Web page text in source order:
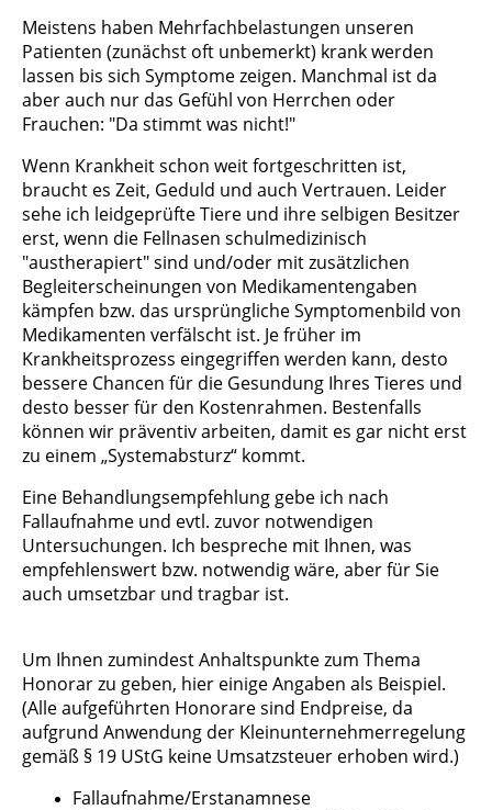
Meistens haben Mehrfachbelastungen unseren
Patienten (zunächst oft unbemerkt) krank werden
lassen bis sich Symptome zeigen. Manchmal ist da
aber auch nur das Gefühl von Herrchen oder
Frauchen: "Da stimmt was nicht!"
Wenn Krankheit schon weit fortgeschritten ist,
braucht es Zeit, Geduld und auch Vertrauen. Leider
sehe ich leidgeprüfte Tiere und ihre selbigen Besitzer
erst, wenn die Fellnasen schulmedizinisch
"austherapiert" sind und/oder mit zusätzlichen
Begleiterscheinungen von Medikamentengaben
kämpfen bzw. das ursprüngliche Symptomenbild von
Medikamenten verfälscht ist. Je früher im
Krankheitsprozess eingegriffen werden kann, desto
bessere Chancen für die Gesundung Ihres Tieres und
desto besser für den Kostenrahmen. Bestenfalls
können wir präventiv arbeiten, damit es gar nicht erst
zu einem „Systemabsturz“ kommt.
Eine Behandlungsempfehlung gebe ich nach
Fallaufnahme und evtl. zuvor notwendigen
Untersuchungen. Ich bespreche mit Ihnen, was
empfehlenswert bzw. notwendig wäre, aber für Sie
auch umsetzbar und tragbar ist.
Um Ihnen zumindest Anhaltspunkte zum Thema
Honorar zu geben, hier einige Angaben als Beispiel.
(Alle aufgeführten Honorare sind Endpreise, da
aufgrund Anwendung der Kleinunternehmerregelung
gemäß § 19 UStG keine Umsatzsteuer erhoben wird.)
Fallaufnahme/Erstanamnese